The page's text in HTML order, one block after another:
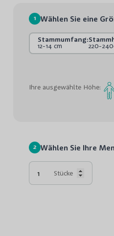
1 Wählen Sie eine
Stammumfang:
12-14 cm 220-
Ihre ausgewählte Höhe:
2 Wählen Sie Ihre
Stücke